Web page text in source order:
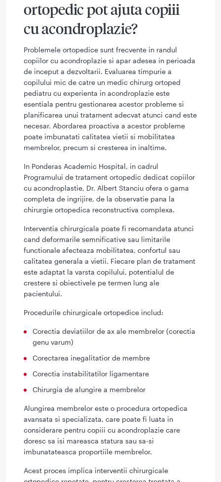
ortopedic pot ajuta copiii
cu acondroplazie?
Problemele ortopedice sunt frecvente in randul
copiilor cu acondroplazie si apar adesea in perioada
de inceput a dezvoltarii. Evaluarea timpurie a
copilului mic de catre un medic chirurg ortoped
pediatru cu experienta in acondroplazie este
esentiala pentru gestionarea acestor probleme si
planificarea unui tratament adecvat atunci cand este
necesar. Abordarea proactiva a acestor probleme
poate imbunatati calitatea vietii si mobilitatea
membrelor, precum si cresterea in inaltime.
In Ponderas Academic Hospital, in cadrul
Programului de tratament ortopedic dedicat copiilor
cu acondroplastie, Dr. Albert Stanciu ofera o gama
completa de ingrijire, de la observatie pana la
chirurgie ortopedica reconstructiva complexa.
Interventia chirurgicala poate fi recomandata atunci
cand deformarile semnificative sau limitarile
functionale afecteaza mobilitatea, confortul sau
calitatea generala a vietii. Fiecare plan de tratament
este adaptat la varsta copilului, potentialul de
crestere si obiectivele pe termen lung ale
pacientului.
Procedurile chirurgicale ortopedice includ:
Corectia deviatiilor de ax ale membrelor (corectia
genu varum)
Corectarea inegalitatior de membre
Corectia instabilitatilor ligamentare
Chirurgia de alungire a membrelor
Alungirea membrelor este o procedura ortopedica
avansata si specializata, care poate fi luata in
considerare pentru copiii cu acondroplazie care
doresc sa isi mareasca statura sau sa-si
imbunatateasca proportiile membrelor.
Acest proces implica interventii chirurgicale